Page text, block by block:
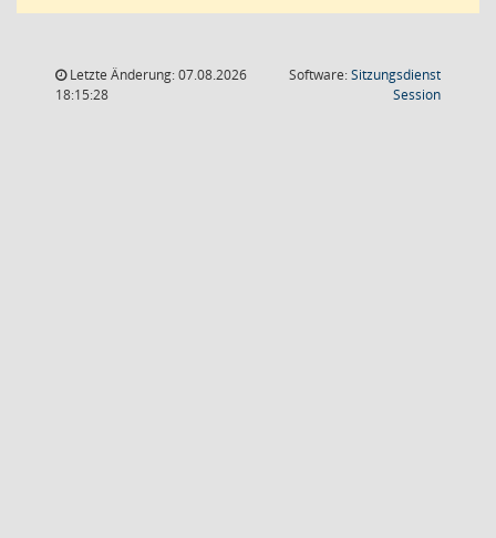
Letzte Änderung: 07.08.2026
18:15:28
Software:Sitzungsdienst
Session(Wird in